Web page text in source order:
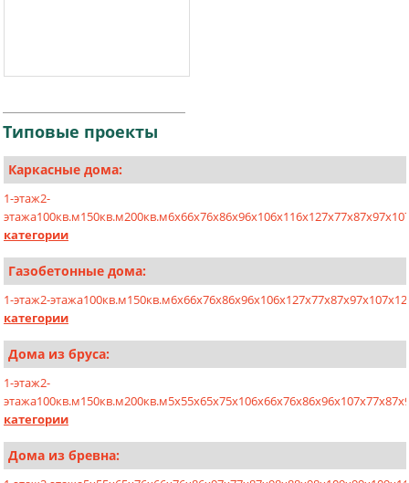
Типовые проекты
Каркасные дома:
1-этаж2-
этажа100кв.м150кв.м200кв.м6х66х76х86х96х106х116х127х77х87х97х10
категории
Газобетонные дома:
1-этаж2-этажа100кв.м150кв.м6x66x76x86x96x106x127x77x87x97x107x12
категории
Дома из бруса:
1-этаж2-
этажа100кв.м150кв.м200кв.м5x55x65x75x106x66x76x86x96x107x77x8
категории
Дома из бревна: